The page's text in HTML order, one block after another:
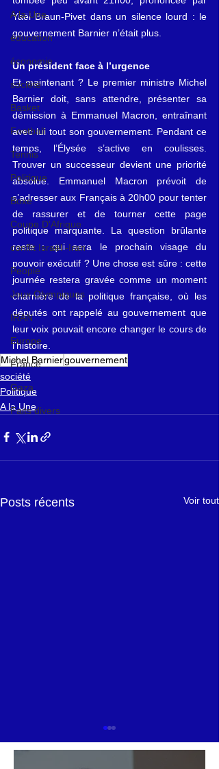
A la Une
éducation
économie
société
Basket
Football
Tennis
Politique
Boxe
Coupe D'Afrique
conflit Israël -Iran
People
Jeux Olympiques
IRAN
Europe
France
Gaza
Faits divers
Yaël Braun-Pivet dans un silence lourd : le
gouvernement Barnier n’était plus.
Un président face à l’urgence
Et maintenant ? Le premier ministre Michel
Barnier doit, sans attendre, présenter sa
démission à Emmanuel Macron, entraînant
avec lui tout son gouvernement. Pendant ce
temps, l’Élysée s’active en coulisses.
Trouver un successeur devient une priorité
absolue. Emmanuel Macron prévoit de
s’adresser aux Français à 20h00 pour tenter
de rassurer et de tourner cette page
politique marquante. La question brûlante
reste : qui sera le prochain visage du
pouvoir exécutif ? Une chose est sûre : cette
journée restera gravée comme un moment
charnière de la politique française, où les
députés ont rappelé au gouvernement que
leur voix pouvait encore changer le cours de
l’histoire.
Michel Barniergouvernement
société
Politique
A la Une
Posts récents Voir tout